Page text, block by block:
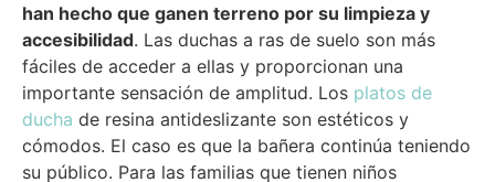
han hecho que ganen terreno por su limpieza y
accesibilidad. Las duchas a ras de suelo son más
fáciles de acceder a ellas y proporcionan una
importante sensación de amplitud. Los platos de
ducha de resina antideslizante son estéticos y
cómodos. El caso es que la bañera continúa teniendo
su público. Para las familias que tienen niños